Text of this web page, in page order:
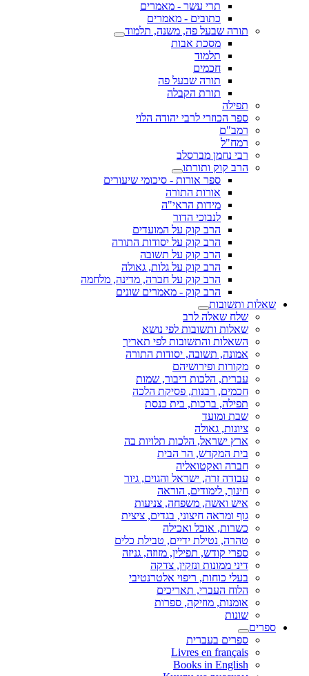
תרי עשר - מאמרים
כתובים - מאמרים
תורה שבעל פה, משנה, תלמוד
מסכת אבות
תלמוד
חכמים
תורה שבעל פה
תורת הקבלה
תפילה
ספר הכוזרי לרבי יהודה הלוי
רמב"ם
רמח"ל
רבי נחמן מברסלב
הרב קוק ותורתו
ספר אורות - סיכומי שיעורים
אורות התורה
מידות הראי"ה
לנבוכי הדור
הרב קוק על המועדים
הרב קוק על יסודות התורה
הרב קוק על תשובה
הרב קוק על גלות, גאולה
הרב קוק על חברה, מדינה, מלחמה
הרב קוק - מאמרים שונים
שאלות ותשובות
שלח שאלה לרב
שאלות ותשובות לפי נושא
השאלות והתשובות לפי תאריך
אמונה, תשובה, יסודות התורה
מקורות ופירושיהם
עברית, הלכות דיבור, שמות
חכמים, רבנות, פסיקת הלכה
תפילה, ברכות, בית כנסת
שבת ומועד
ציונות, גאולה
ארץ ישראל, הלכות תלויות בה
בית המקדש, הר הבית
חברה ואקטואליה
עבודה זרה, ישראל והגוים, גיור
חינוך, לימודים, הוראה
איש ואשה, משפחה, צניעות
גוף ומראה חיצוני, בגדים, ציצית
כשרות, אוכל ואכילה
טהרה, נטילת ידיים, טבילת כלים
ספרי קודש, תפילין, מזוזה, גניזה
דיני ממונות ונזקין, צדקה
בעלי כוחות, ריפוי אלטרנטיבי
הלוח העברי, תאריכים
אומנות, מוזיקה, ספרות
שונות
ספרים
ספרים בעברית
Livres en français
Books in English